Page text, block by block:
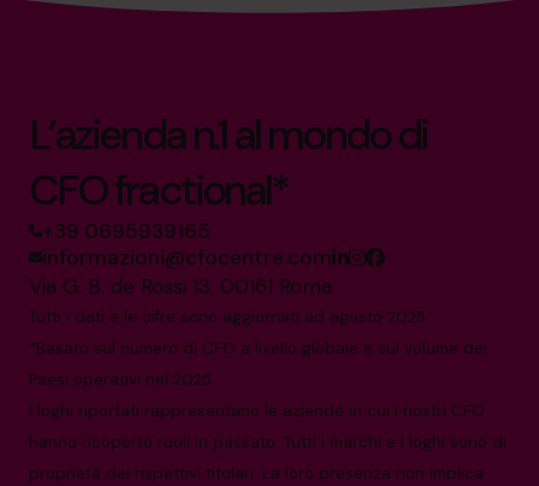
L’azienda n.1 al mondo di
CFO fractional*
+39 0695939165
informazioni@cfocentre.com
Via G. B. de Rossi 13, 00161 Roma
Tutti i dati e le cifre sono aggiornati ad agosto 2025
*Basato sul numero di CFO a livello globale e sul volume dei
Paesi operativi nel 2025.
I loghi riportati rappresentano le aziende in cui i nostri CFO
hanno ricoperto ruoli in passato. Tutti i marchi e i loghi sono di
proprietà dei rispettivi titolari. La loro presenza non implica